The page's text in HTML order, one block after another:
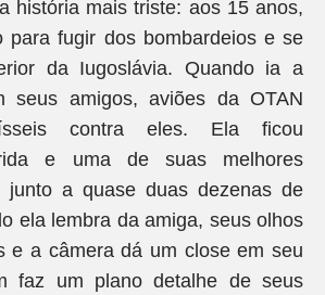
história mais triste: aos 15 anos,
para fugir dos bombardeios e se
da Iugoslávia. Quando ia a
seus amigos, aviões da OTAN
contra eles. Ela ficou
e uma de suas melhores
junto a quase duas dezenas de
ela lembra da amiga, seus olhos
e a câmera dá um close em seu
faz um plano detalhe de seus